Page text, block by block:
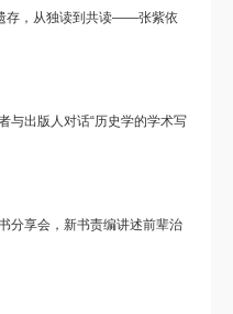
存，从独读到共读——张紫依
与出版人对话“历史学的学术写
分享会，新书责编讲述前辈治